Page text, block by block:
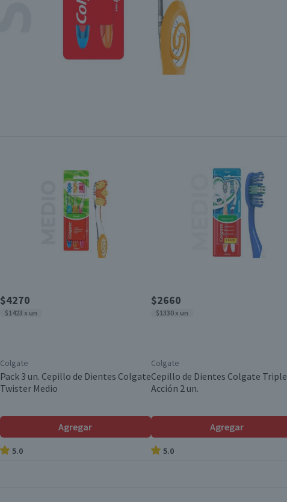
$4270
$1423 x un
Colgate
Pack 3 un. Cepillo de Dientes Colgate
Twister Medio
Agregar
5.0
$2660
$1330 x un
Colgate
Cepillo de Dientes Colgate Triple
Acción 2 un.
Agregar
5.0